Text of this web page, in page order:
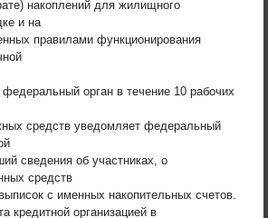
накоплений для жилищного
и на
правилами функционирования
орган в течение 10 рабочих
средств уведомляет федеральный
сведения об участниках, о
средств
с именных накопительных счетов.
кредитной организацией в